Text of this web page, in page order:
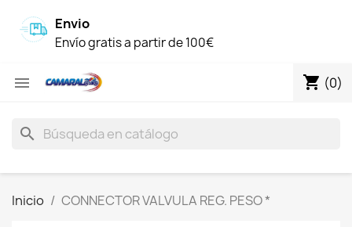
Envio
Envío gratis a partir de 100€
 shopping_cart (0)
search
Inicio CONNECTOR VALVULA REG. PESO *